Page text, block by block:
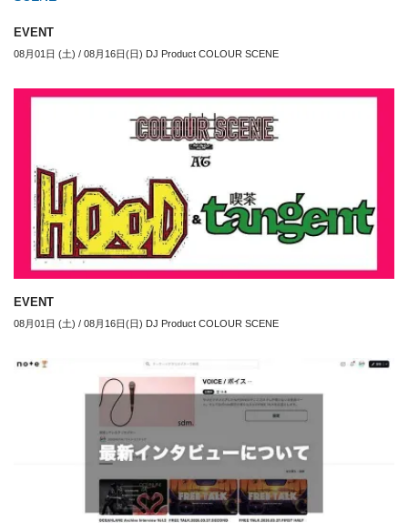
EVENT
08月01日 (土) / 08月16日(日) DJ Product COLOUR SCENE
EVENT
08月01日 (土) / 08月16日(日) DJ Product COLOUR SCENE